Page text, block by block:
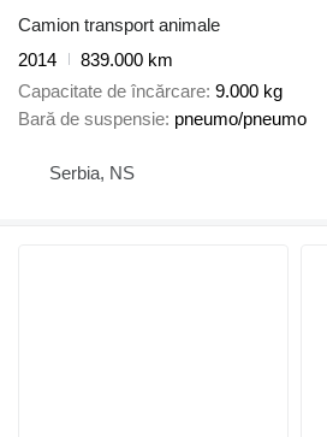
Camion transport animale
2014
839.000 km
Capacitate de încărcare 9.000 kg
Bară de suspensie pneumo/pneumo
Serbia, NS